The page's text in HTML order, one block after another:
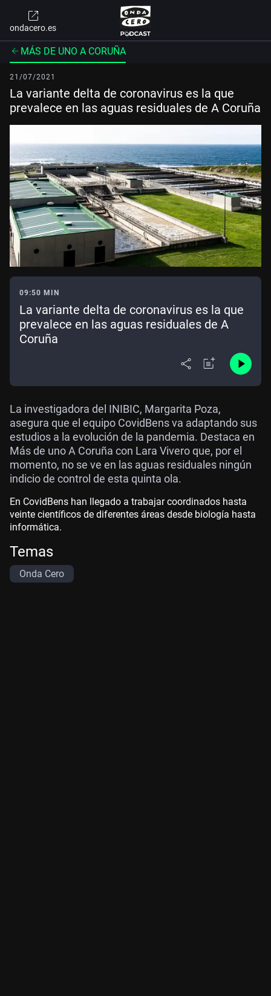
ondacero.es
MÁS DE UNO A CORUÑA
21/07/2021
La variante delta de coronavirus es la que
prevalece en las aguas residuales de A Coruña
09:50 MIN
La variante delta de coronavirus es la que
prevalece en las aguas residuales de A
Coruña
La investigadora del INIBIC, Margarita Poza,
asegura que el equipo CovidBens va adaptando sus
estudios a la evolución de la pandemia. Destaca en
Más de uno A Coruña con Lara Vivero que, por el
momento, no se ve en las aguas residuales ningún
indicio de control de esta quinta ola.
En CovidBens han llegado a trabajar coordinados hasta
veinte científicos de diferentes áreas desde biología hasta
informática.
Temas
Onda Cero